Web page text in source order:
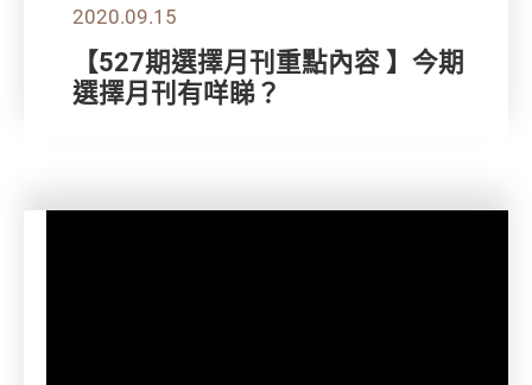
2020.09.15
【527期選擇月刊重點內容 】今期
選擇月刊有咩睇？